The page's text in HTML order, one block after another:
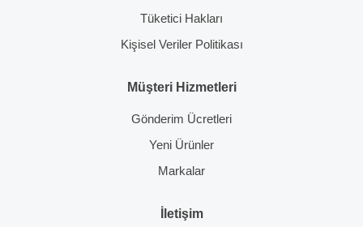
Tüketici Hakları
Kişisel Veriler Politikası
Müşteri Hizmetleri
Gönderim Ücretleri
Yeni Ürünler
Markalar
İletişim